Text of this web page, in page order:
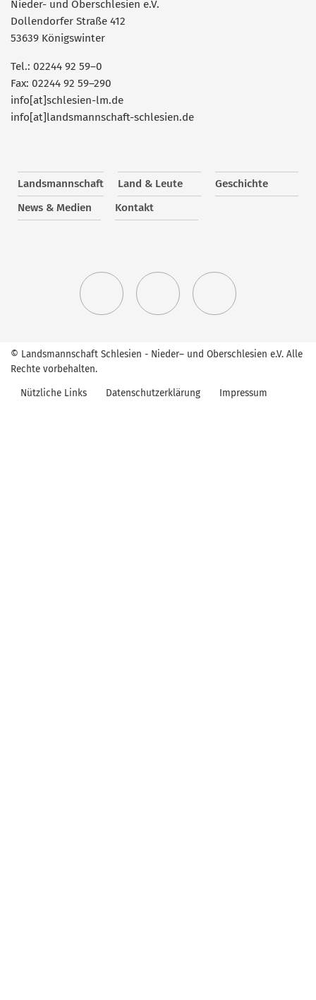
Nieder- und Oberschlesien e.V.
Dollendorfer Straße 412
53639 Königswinter
Tel.: 02244 92 59–0
Fax: 02244 92 59–290
info[at]schlesien-lm.de
info[at]landsmannschaft-schlesien.de
Landsmannschaft Land & Leute
Geschichte
News & Medien
Kontakt
© Landsmannschaft Schlesien - Nieder– und Oberschlesien e.V. Alle
Rechte vorbehalten.
Nützliche Links
Datenschutzerklärung Impressum